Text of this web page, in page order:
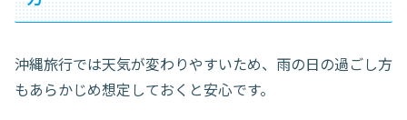
沖縄旅行では天気が変わりやすいため、雨の日の過ごし方
もあらかじめ想定しておくと安心です。